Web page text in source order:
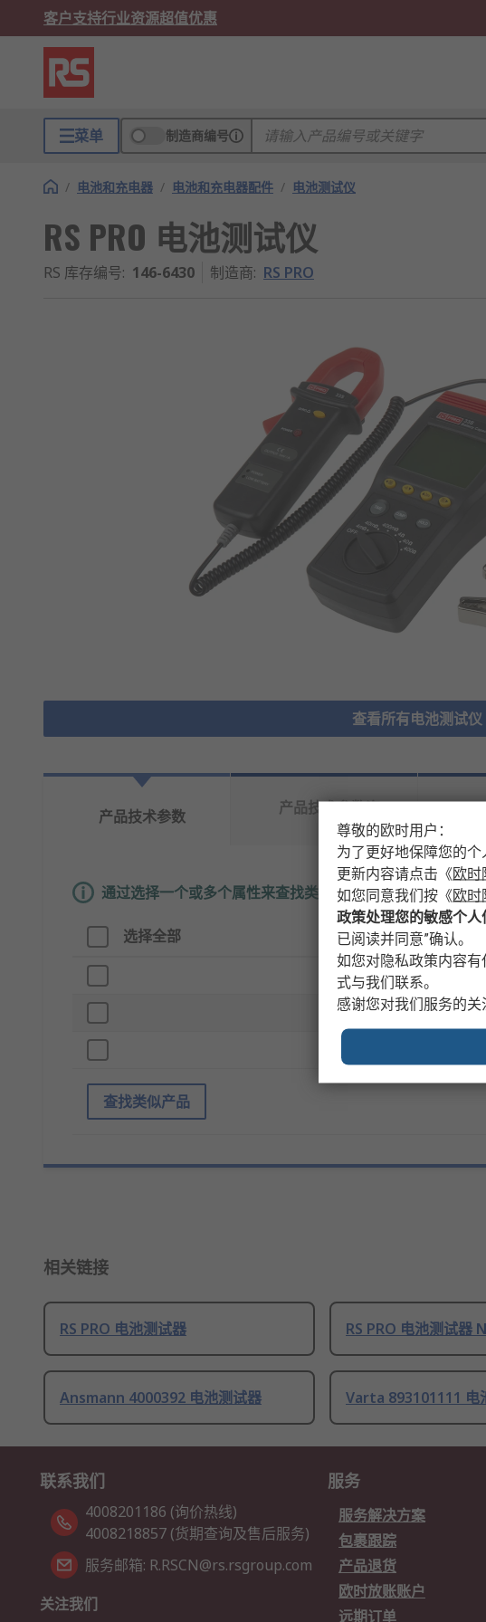
客户支持行业资源超值优惠
菜单 制造商编号
/ 电池和充电器 / 电池和充电器配件 / 电池测试仪
RS PRO 电池测试仪
RS 库存编号: 146-6430 制造商: RS PRO
查看所有电池测试仪
产品技术参数
产品技术参数资
通过选择一个或多个属性来查找类似产品。
选择全部 属性
品牌
产品类型
查找类似产品
相关链接
RS PRO 电池测试器 RS PRO 电池测试器
Ansmann 4000392 电池测试器 Varta 893101111 电
联系我们
4008201186 (询价热线)
4008218857 (货期查询及售后服务)
服务邮箱: R.RSCN@rs.rsgroup.com
关注我们
服务
服务解决方案
包裹跟踪
产品退货
欧时放账账户
远期订单
尊敬的欧时用户：
为了更好地保障您的
更新内容请点击 《欧时
如您同意我们按 《欧时
政策处理您的敏感个
已阅读并同意”确认。
如您对隐私政策内容
式与我们联系。
感谢您对我们服务的关